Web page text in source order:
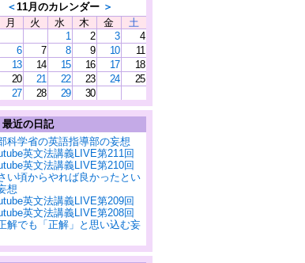
＜11月のカレンダー ＞
月 火 水 木 金
土
1
2 3
4
6 7 8 9 10
11
13 14 15 16 17
18
20 21 22 23 24
25
27 28 29 30
最近の日記
科学省の英語指導部の妄想
英文法講義LIVE第211回
英文法講義LIVE第210回
い頃からやれば良かったとい
想
英文法講義LIVE第209回
英文法講義LIVE第208回
解でも「正解」と思い込む妄